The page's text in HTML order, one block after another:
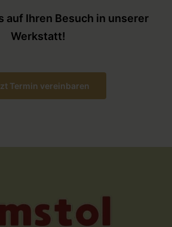
auf Ihren Besuch in unserer
Werkstatt!
Termin vereinbaren